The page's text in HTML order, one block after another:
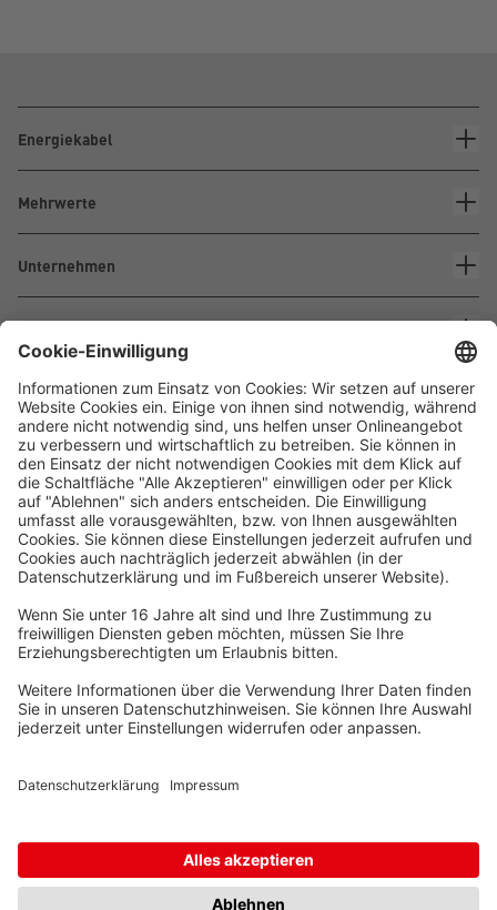
Energiekabel
Mehrwerte
Unternehmen
Waskönig+Walter
Kabel-Werk GmbH u. Co. KG
Ostermoorstraße 77
26683 Saterland
Fax +49 4498 88-900
info[att]waskoenig.de
Folgen Sie uns: